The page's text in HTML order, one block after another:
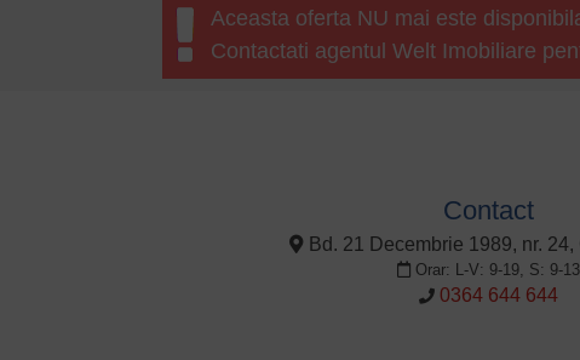
Aceasta oferta NU mai este
Contactati agentul Welt Imobiliare
Contact
Bd. 21 Decembrie 1989, nr.
Orar: L-V: 9-19, S: 9-13
0364 644 644